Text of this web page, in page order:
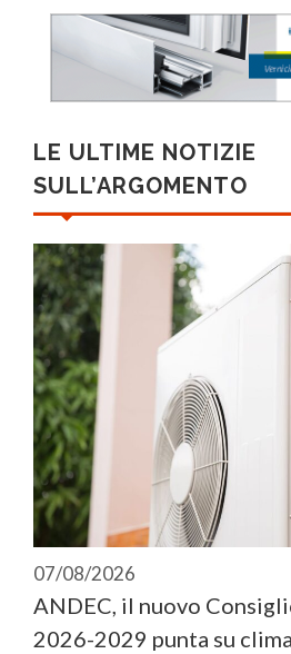
LE ULTIME NOTIZIE
SULL’ARGOMENTO
07/08/2026
ANDEC, il nuovo
2026-2029 punta su